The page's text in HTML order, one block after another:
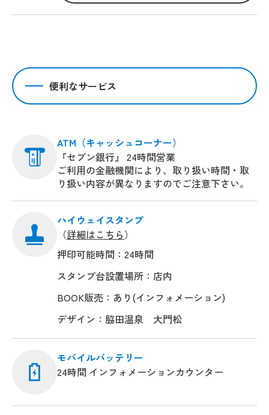
便利なサービス
ATM（キャッシュコーナー）
『セブン銀行』 24時間営業
ご利用の金融機関により、取り扱い時間・取
り扱い内容が異なりますのでご注意下さい。
ハイウェイスタンプ
（詳細はこちら）
押印可能時間：24時間
スタンプ台設置場所：店内
BOOK販売：あり(インフォメーション)
デザイン：脇田温泉 大門松
モバイルバッテリー
24時間 インフォメーションカウンター